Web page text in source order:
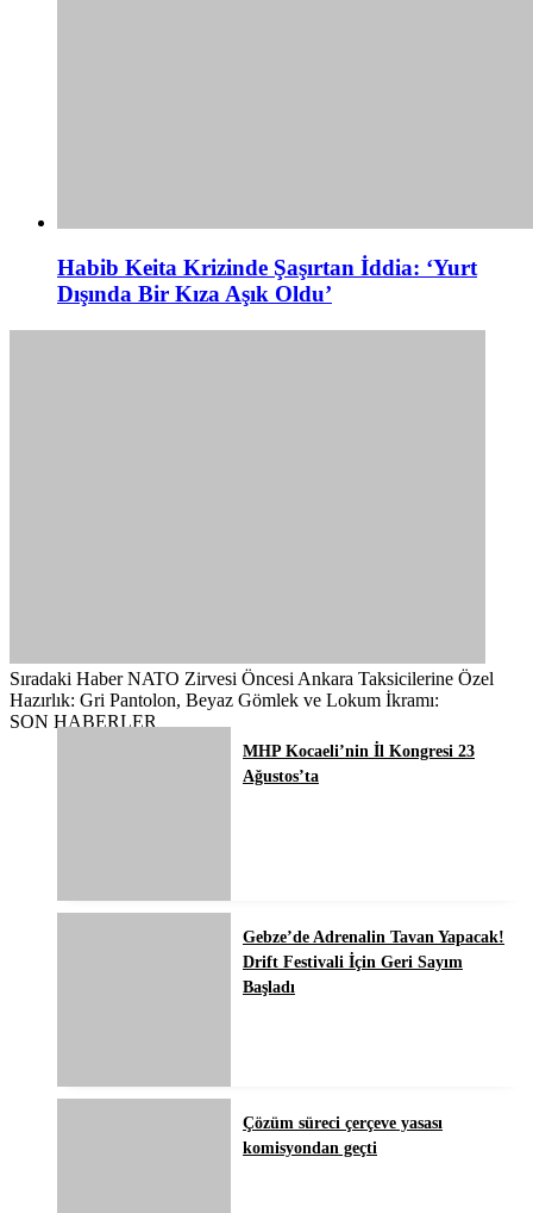
Habib Keita Krizinde Şaşırtan İddia: ‘Yurt
Dışında Bir Kıza Aşık Oldu’
Sıradaki Haber NATO Zirvesi Öncesi Ankara Taksicilerine Özel
Hazırlık: Gri Pantolon, Beyaz Gömlek ve Lokum İkramı:
SON HABERLER
MHP Kocaeli’nin İl Kongresi 23
Ağustos’ta
Gebze’de Adrenalin Tavan Yapacak!
Drift Festivali İçin Geri Sayım
Başladı
Çözüm süreci çerçeve yasası
komisyondan geçti